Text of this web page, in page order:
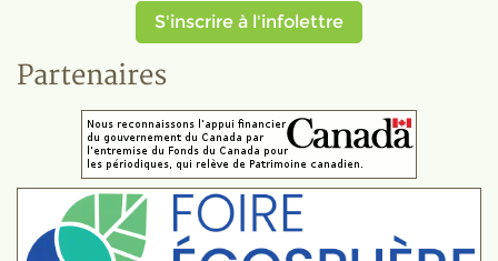
S'inscrire à l'infolettre
Partenaires